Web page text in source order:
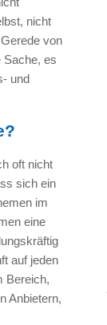
nicht
von
Sache, es
und
oft nicht
sich ein
im
eine
auf jeden
Bereich,
Anbietern,